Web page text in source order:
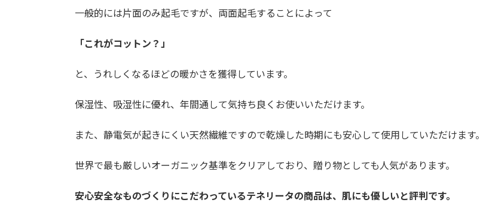
一般的には片面のみ起毛ですが、両面起毛することによって
「これがコットン？」
と、うれしくなるほどの暖かさを獲得しています。
保湿性、吸湿性に優れ、年間通して気持ち良くお使いいただけます。
また、静電気が起きにくい天然繊維ですので乾燥した時期にも安心して使用していただけます。
世界で最も厳しいオーガニック基準をクリアしており、贈り物としても人気があります。
安心安全なものづくりにこだわっているテネリータの商品は、肌にも優しいと評判です。